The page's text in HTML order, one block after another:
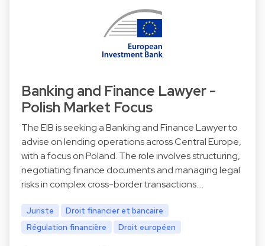
Banking and Finance Lawyer -
Polish Market Focus
The EIB is seeking a Banking and Finance Lawyer to
advise on lending operations across Central Europe,
with a focus on Poland. The role involves structuring,
negotiating finance documents and managing legal
risks in complex cross-border transactions.…
Juriste
Droit financier et bancaire
Régulation financière
Droit européen